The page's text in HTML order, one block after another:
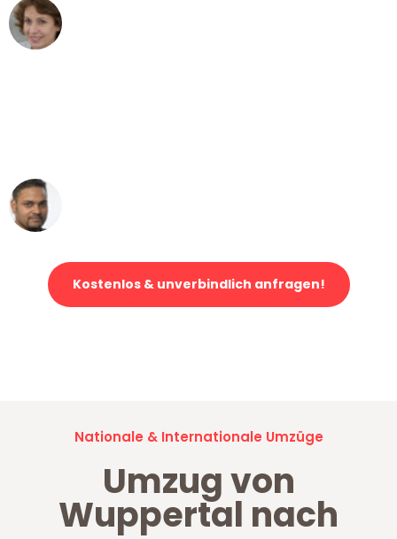
Kostenlos & unverbindlich anfragen!
Nationale & Internationale Umzüge
Umzug von
Wuppertal nach